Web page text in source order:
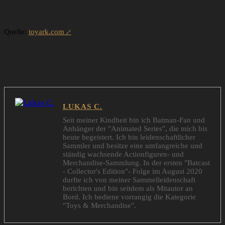
Quelle: toyark.com
LUKAS C.
Seit meiner Kindheit bin ich Batman-Fan und
Anhänger der "Animated Series", die mich bis
heute begeistert. Ich bin leidenschaftlicher
Sammler und besitze eine umfangreiche und
ständig wachsende Actionfiguren- und
Merchandise-Sammlung. In der ersten "Batcast
- Collector's Edition"- Folge im August 2020
durfte ich von meiner Sammelleidenschaft
berichten und bin seitdem als Mitautor an
Bord. Ich bediene vorrangig die Kategorie
"Toys & Merchandise".